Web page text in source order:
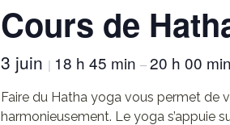
Cours de
3 juin | 18 h 45 min –20 h 00 min
Faire du Hatha yoga vous permet de
harmonieusement. Le yoga s’appuie